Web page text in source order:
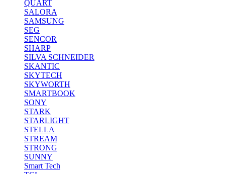
QUART
SALORA
SAMSUNG
SEG
SENCOR
SHARP
SILVA SCHNEIDER
SKANTIC
SKYTECH
SKYWORTH
SMARTBOOK
SONY
STARK
STARLIGHT
STELLA
STREAM
STRONG
SUNNY
Smart Tech